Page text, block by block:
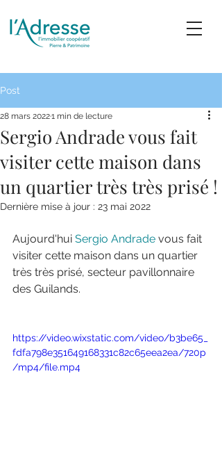
Post
Sergio Andrade vous fait
visiter cette maison dans
un quartier très très prisé !
28 mars 20221 min de lecture
Dernière mise à jour : 23 mai 2022
Aujourd'hui Sergio Andrade vous fait
visiter cette maison dans un quartier
très très prisé, secteur pavillonnaire
des Guilands.
https://video.wixstatic.com/video/b3be65_
fdfa798e351649168331c82c65eea2ea/720p
/mp4/file.mp4